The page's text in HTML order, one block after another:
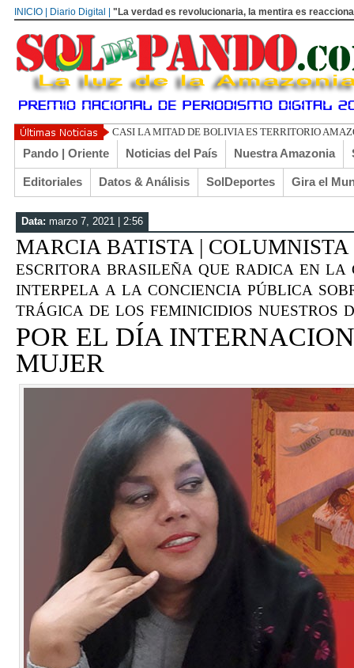
INICIO | Diario Digital | "La verdad es revolucionaria, la mentira es
UN LIBERTARIO LLA
Pando | Oriente Noticias del País Nuestra Amazonia
Editoriales Datos & Análisis SolDeportes Gira el
Data: marzo 7, 2021 | 2:56
MARCIA BATISTA |
escritora brasileña que radica en la
interpela a la conciencia pública
trágica de los feminicidios nuestros
POR EL DÍA
MUJER